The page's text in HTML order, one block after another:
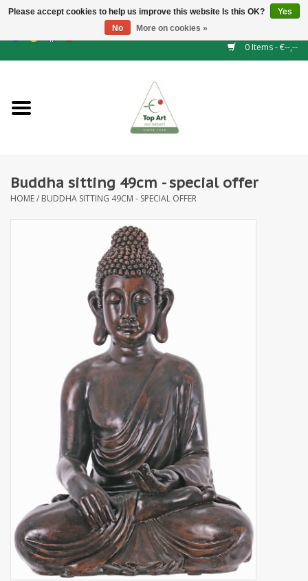
GBP/CHF
0 Items - €--,--
NEW!
Floral supplies
Artificial flowers
Leaf - and Berry branches
Deco Accessories
Buddha sitting 49cm - special offer
HOME/ BUDDHA SITTING 49CM - SPECIAL OFFER
Please accept cookies to help us improve this website Is this OK?
Yes
No
More on cookies »